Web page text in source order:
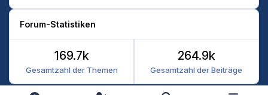
Forum-Statistiken
Gesamtzahl der Themen
169.7k
Gesamtzahl der Beiträge
264.9k